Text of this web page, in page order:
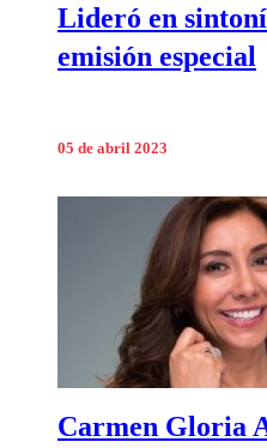
Lideró en
emisión especial
05 de abril 2023
Carmen Gloria